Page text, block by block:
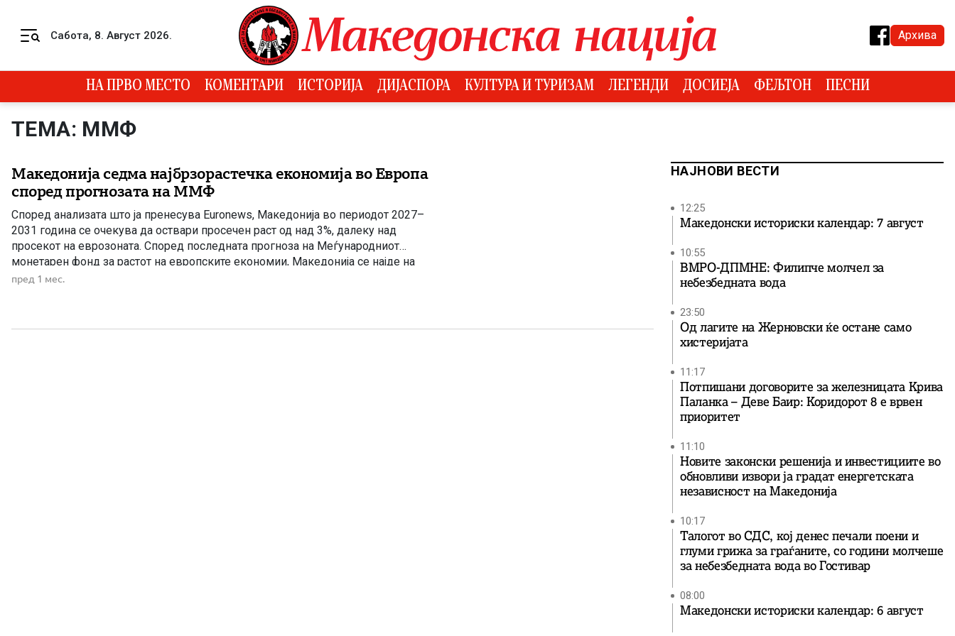
Сабота, 8. Август 2026. Архива
НА ПРВО МЕСТО КОМЕНТАРИ ИСТОРИЈА ДИЈАСПОРА КУЛТУРА И ТУРИЗАМ ЛЕГЕНДИ ДОСИЕЈА ФЕЉТОН ПЕСНИ
ТЕМА: ММФ
Македонија седма најбрзорастечка економија во Европа
според прогнозата на ММФ
Според анализата што ја пренесува Euronews, Македонија во периодот 2027–
2031 година се очекува да оствари просечен раст од над 3%, далеку над
просекот на еврозоната. Според последната прогноза на Меѓународниот
монетарен фонд за растот на европските економии, Македонија се најде на
седмото место меѓу најбрзорастечките економии на стариот континент. Во
пред 1 мес.
НАЈНОВИ ВЕСТИ
12:25
Македонски историски календар: 7 август
10:55
ВМРО-ДПМНЕ: Филипче молчел за
небезбедната вода
23:50
Од лагите на Жерновски ќе остане само
хистеријата
11:17
Потпишани договорите за железницата Крива
Паланка – Деве Баир: Коридорот 8 е врвен
приоритет
11:10
Новите законски решенија и инвестициите во
обновливи извори ја градат енергетската
независност на Македонија
10:17
Талогот во СДС, кој денес печали поени и
глуми грижа за граѓаните, со години молчеше
за небезбедната вода во Гостивар
08:00
Македонски историски календар: 6 август